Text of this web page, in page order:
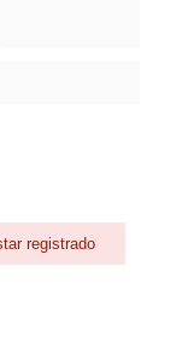
registrado